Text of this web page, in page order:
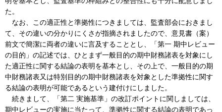
た。
なお、この適正性と準拠性につきましては、監査部会におきまし
て、その違いの分かりにくさが指摘されましたので、意見書（案）
前文で簡潔に両者の違いに言及することとし、「第一 期中レビュー
の目的」の記述では、ひとまず一般目的の期中財務諸表を対象にし
た適正性に関する結論の表明を基本とし、その上で、一般目的の期
中財務諸表又は特別目的の期中財務諸表を対象とした準拠性に関す
る結論の表明が可能であるという建付けにしました。
続きまして、「第二 実施基準」の改訂ポイントに関しましては、
期中レビューの実施に当たって、準拠性に関する結論の表明であっ